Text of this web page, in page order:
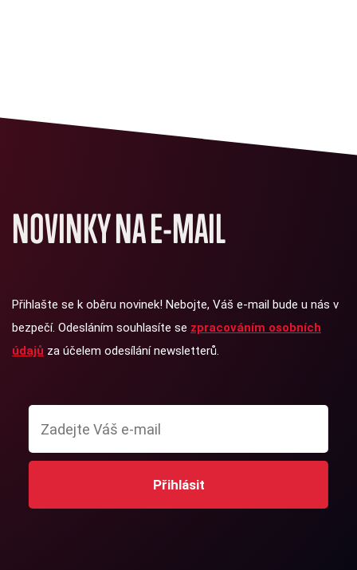
NOVINKY NA E-MAIL
Přihlašte se k oběru novinek! Nebojte, Váš e-mail bude u nás v
bezpečí. Odesláním souhlasíte se zpracováním osobních
údajů za účelem odesílání newsletterů.
Přihlásit